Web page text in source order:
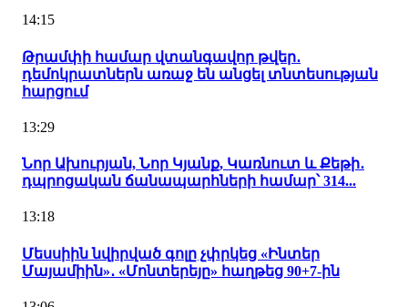
14:15
Թրամփի համար վտանգավոր թվեր․
դեմոկրատներն առաջ են անցել տնտեսության
հարցում
13:29
Նոր Ախուրյան, Նոր Կյանք, Կառնուտ և Քեթի․
դպրոցական ճանապարհների համար՝ 314...
13:18
Մեսսիին նվիրված գոլը չփրկեց «Ինտեր
Մայամիին»․ «Մոնտերեյը» հաղթեց 90+7-ին